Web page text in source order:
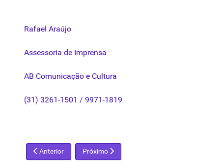
Rafael Araújo
Assessoria de Imprensa
AB Comunicação e Cultura
(31) 3261-1501 / 9971-1819
Artigo anterior: 50 anos da arte de Inos Corradin
Anterior Próximo artigo: Masp tenta superar
Próximo